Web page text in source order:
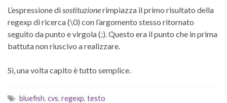
L’espressione di sostituzionerimpiazza il primo risultato della
regexp di ricerca (\0) con l’argomento stesso ritornato
seguito da punto e virgola (;). Questo era il punto che in prima
battuta non riuscivo a realizzare.
Sì, una volta capito è tutto semplice.
bluefish, cvs, regexp, testo